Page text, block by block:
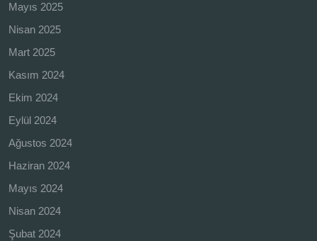
Mayıs 2025
Nisan 2025
Mart 2025
Kasım 2024
Ekim 2024
Eylül 2024
Ağustos 2024
Haziran 2024
Mayıs 2024
Nisan 2024
Şubat 2024